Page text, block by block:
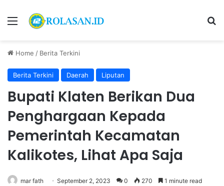
Menu
Home / Berita Terkini
Berita Terkini Daerah Liputan
Bupati Klaten Berikan Dua
Penghargaan Kepada
Pemerintah Kecamatan
Kalikotes, Lihat Apa Saja
mar fath September 2, 2023 0 270 1 minute read